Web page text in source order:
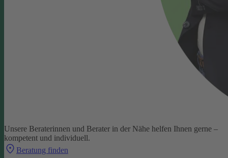
Unsere Beraterinnen und Berater in der Nähe helfen Ihnen gerne –
kompetent und individuell.
Beratung finden